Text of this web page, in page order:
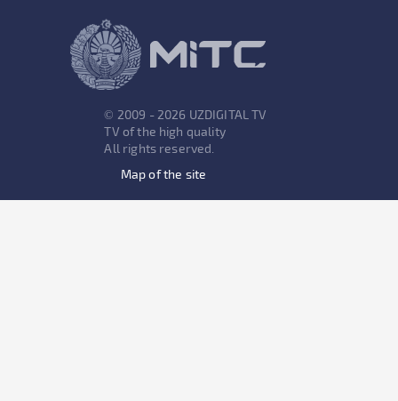
© 2009 - 2026 UZDIGITAL TV
TV of the high quality
All rights reserved.
Map of the site